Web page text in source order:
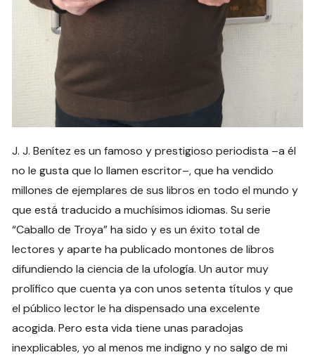
J. J. Benítez es un famoso y prestigioso periodista –a él
no le gusta que lo llamen escritor–, que ha vendido
millones de ejemplares de sus libros en todo el mundo y
que está traducido a muchísimos idiomas. Su serie
“Caballo de Troya” ha sido y es un éxito total de
lectores y aparte ha publicado montones de libros
difundiendo la ciencia de la ufología. Un autor muy
prolífico que cuenta ya con unos setenta títulos y que
el público lector le ha dispensado una excelente
acogida. Pero esta vida tiene unas paradojas
inexplicables, yo al menos me indigno y no salgo de mi